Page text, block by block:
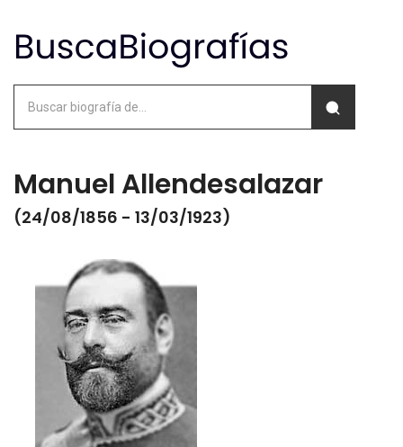
Manuel Allendesalazar
(24/08/1856 - 13/03/1923)